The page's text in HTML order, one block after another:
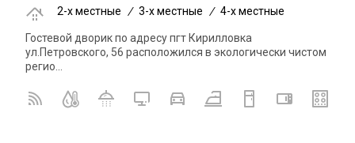
2-x местные
/ 3-x местные / 4-x местные
Гостевой дворик по адресу пгт Кирилловка
ул.Петровского, 56 расположился в экологически чистом
регио...